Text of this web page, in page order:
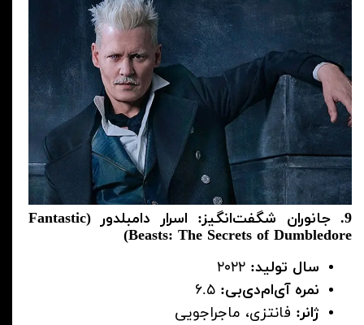
9. جانوران شگفت‌انگیز: اسرار دامبلدور (Fantastic
Beasts: The Secrets of Dumbledore)
سال تولید:
نمره آی‌ام‌دی‌بی:
ژانر: فانتزی، ماجراجویی